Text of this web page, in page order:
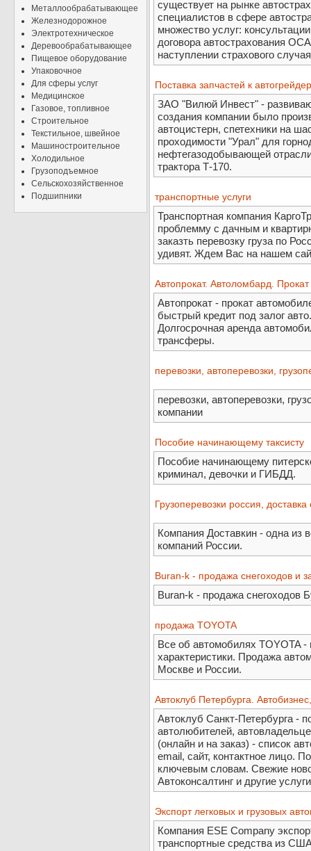
Металлообрабатывающее
Железнодорожное
Электротехническое
Деревообрабатывающее
Пищевое оборудование
Упаковочное
Для сферы услуг
Медицинское
Газовое, топливное
Строительное
Текстильное, швейное
Машиностроительное
Холодильное
Грузоподъемное
Сельскохозяйственное
Подшипники
существует на рынке
специалистов в сфере
множество услуг:
договора автострахования
наступлении страхового
Поставка запчастей к
ЗАО "Вилюй Инвест" -
создания компании было
автоцистерн, спетехники на
проходимости "Урал" для
нефтегазодобывающей
трактора Т-170.
транспортные услуги
Транспортная компания
проблемму с дачным и
заказть перевозку груза по
удивят. Ждем Вас на нашем
Автопрокат. Автоломбард.
Автопрокат - прокат
быстрый кредит под залог
Долгосрочная аренда
трансферы.
перевозки, автоперевозки,
перевозки, автоперевозки,
компании
Пособие начинающему таксисту
Пособие начинающему
криминал, девочки и ГИБДД.
Грузоперевозки россия,
Компания Доставкин - одна из
компаний России.
Buran-k - продажа снегоходов и
Buran-k - продажа снегоходов
продажа TOYOTA
Все об автомобилях TOYOTA
характеристики. Продажа
Москве и России.
Автоклуб Петербурга.
Автоклуб Санкт-Петербурга -
автолюбителей,
(онлайн и на заказ) - список
email, сайт, контактное лицо.
ключевым словам. Свежие
Автоконсалтинг и другие
Экспорт легковых и грузовых
Компания ESE Company
транспортные средства из